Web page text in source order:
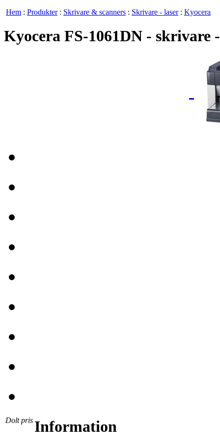
Hem : Produkter: Skrivare & scanners : Skrivare - laser: Kyocera
Kyocera FS-1061DN - skrivare
Dolt pris Information